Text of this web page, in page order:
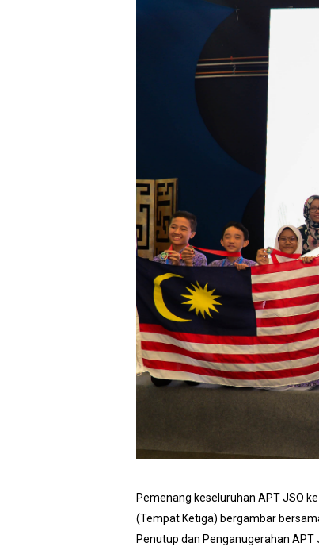
Pemenang keseluruhan APT JSO
(Tempat Ketiga) bergambar
Penutup dan Penganugerahan APT